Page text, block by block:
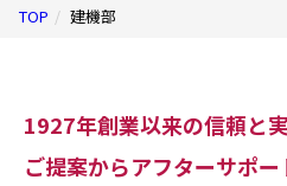
TOP 建機部
1927年創業以来の信頼と実
ご提案からアフターサポー